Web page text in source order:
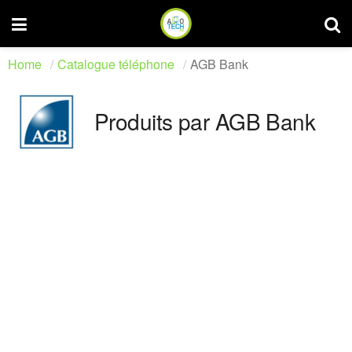
Home Catalogue téléphone AGB Bank
Produits par AGB Bank